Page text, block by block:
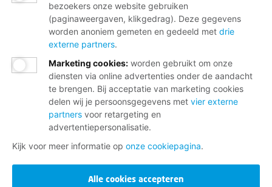
bezoekers onze website gebruiken
(paginaweergaven, klikgedrag). Deze gegevens
worden anoniem gemeten en gedeeld met drie
externe partners.
Marketing cookies: worden gebruikt om onze
diensten via online advertenties onder de aandacht
te brengen. Bij acceptatie van marketing cookies
delen wij je persoonsgegevens met vier externe
partners voor retargeting en
advertentiepersonalisatie.
Kijk voor meer informatie op onze cookiepagina.
Alle cookies accepteren